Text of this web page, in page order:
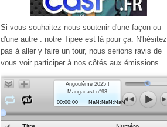
Si vous souhaitez nous soutenir d'une façon ou
d'une autre : notre Tipee est là pour ça. N'hésitez
pas à aller y faire un tour, nous serions ravis de
vous voir participer à nos côtés aux émissions.
Angoulême 2025 !
Mangacast n°93
00:00:00
NaN:NaN:NaN